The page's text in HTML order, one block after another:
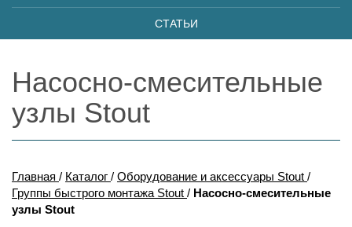
СТАТЬИ
Насосно-смесительные
узлы Stout
Главная / Каталог / Оборудование и аксессуары Stout /
Группы быстрого монтажа Stout / Насосно-смесительные
узлы Stout